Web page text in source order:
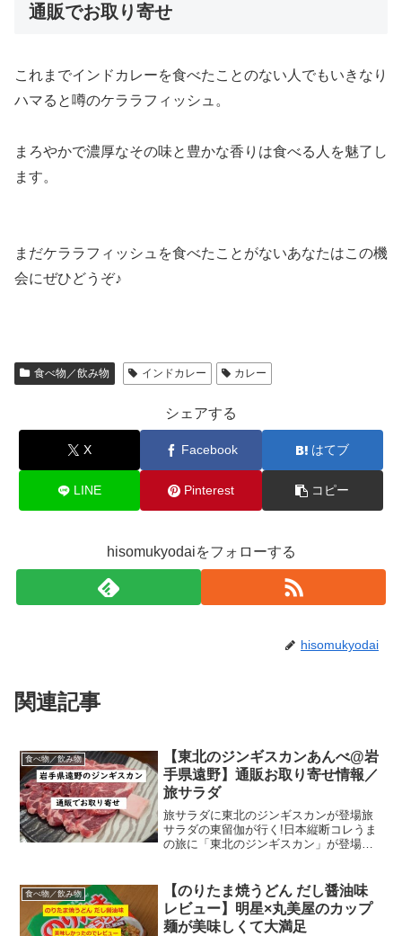
通販でお取り寄せ
これまでインドカレーを食べたことのない人でもいきなり
ハマると噂のケララフィッシュ。
まろやかで濃厚なその味と豊かな香りは食べる人を魅了し
ます。
まだケララフィッシュを食べたことがないあなたはこの機
会にぜひどうぞ♪
食べ物／飲み物 インドカレー カレー
シェアする
X Facebook はてブ
LINE Pinterest コピー
hisomukyodaiをフォローする
hisomukyodai
関連記事
食べ物／飲み物
【東北のジンギスカンあんべ@岩
手県遠野】通販お取り寄せ情報／
旅サラダ
旅サラダに東北のジンギスカンが登場旅
サラダの東留伽が行く!日本縦断コレうま
の旅に「東北のジンギスカン」が登場。
ます。通販でお取り寄せできるので現地
まで行かずに自宅で美味...
食べ物／飲み物
【のりたま焼うどん だし醤油味
レビュー】明星×丸美屋のカップ
麺が美味しくて大満足